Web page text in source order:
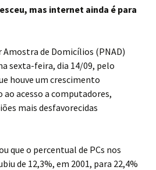
mas internet ainda é para
Amostra de Domicílios (PNAD)
sexta-feira, dia 14/09, pelo
houve um crescimento
acesso a computadores,
mais desfavorecidas
que o percentual de PCs nos
de 12,3%, em 2001, para 22,4%